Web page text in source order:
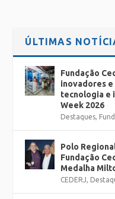
ÚLTIMAS
Fundação
inovadores
tecnologia e
Week 2026
Destaques,
Polo
Fundação
Medalha
CEDERJ,